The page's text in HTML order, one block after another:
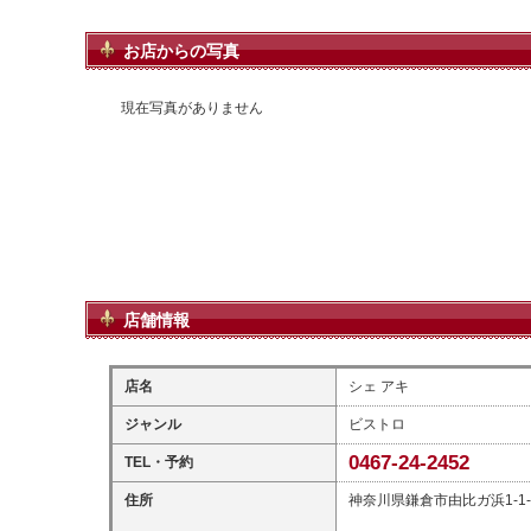
お店からの写真
現在写真がありません
店舗情報
店名 シェ アキ
ジャンル ビストロ
TEL・予約 0467-24-2452
住所 神奈川県鎌倉市由比ガ浜1-